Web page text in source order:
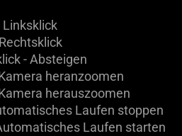
Linksklick
Rechtsklick
- Absteigen
heranzoomen
herauszoomen
Laufen stoppen
Laufen starten